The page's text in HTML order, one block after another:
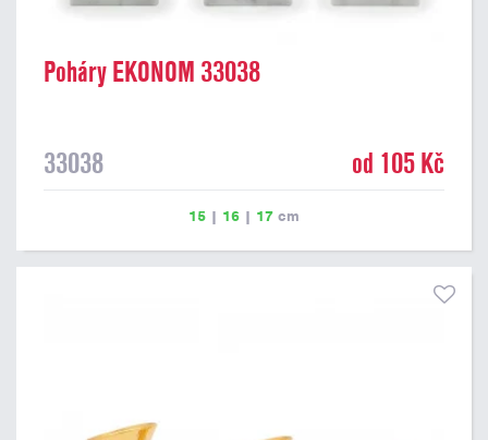
Poháry EKONOM 33038
33038 od 105 Kč
15 | 16 | 17 cm